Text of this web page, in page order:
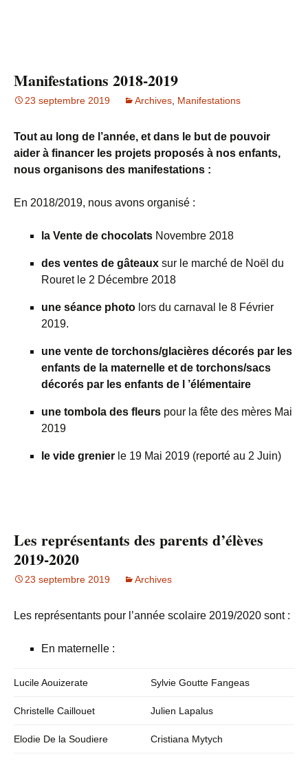
Manifestations 2018-2019
23 septembre 2019 Archives, Manifestations
Tout au long de l’année, et dans le but de pouvoir
aider à financer les projets proposés à nos enfants,
nous organisons des manifestations :
En 2018/2019, nous avons organisé :
la Vente de chocolats Novembre 2018
des ventes de gâteaux sur le marché de Noël du
Rouret le 2 Décembre 2018
une séance photo lors du carnaval le 8 Février
2019.
une vente de torchons/glacières décorés par les
enfants de la maternelle et de torchons/sacs
décorés par les enfants de l ’élémentaire
une tombola des fleurs pour la fête des mères Mai
2019
le vide grenier le 19 Mai 2019 (reporté au 2 Juin)
Les représentants des parents d’élèves
2019-2020
23 septembre 2019 Archives
Les représentants pour l’année scolaire 2019/2020 sont :
En maternelle :
Lucile Aouizerate Sylvie Goutte Fangeas
Christelle Caillouet Julien Lapalus
Elodie De la Soudiere Cristiana Mytych